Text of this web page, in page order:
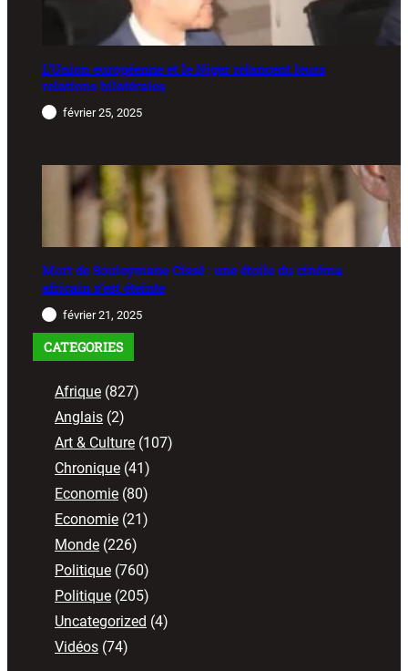
L’Union européenne et le Niger relancent leurs
relations bilatérales
février 25, 2025
Mort de Souleymane Cissé : une étoile du cinéma
africain s’est éteinte
février 21, 2025
CATEGORIES
Afrique (827)
Anglais (2)
Art & Culture (107)
Chronique (41)
Economie (80)
Economie (21)
Monde (226)
Politique (760)
Politique (205)
Uncategorized (4)
Vidéos (74)